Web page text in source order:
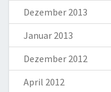
Dezember 2013
Januar 2013
Dezember 2012
April 2012